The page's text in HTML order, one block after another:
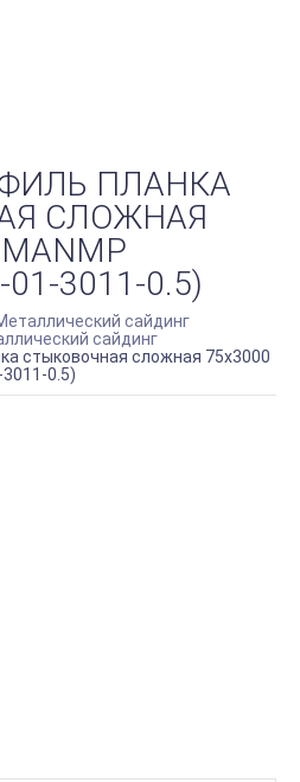
ПЛАНКА
СЛОЖНАЯ
3011-0.5)
сайдинг
сайдинг
стыковочная сложная 75х3000
0.5)